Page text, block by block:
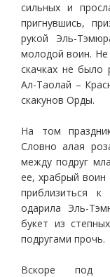
сильных и
пригнувшись,
рукой Эль-
молодой воин. Не
скачках не было
Ал-Таолай –
скакунов Орды.
На том
Словно алая
между подруг
ее, храбрый воин
приблизиться
одарила Эль-
букет из
подругами прочь.
Вскоре под